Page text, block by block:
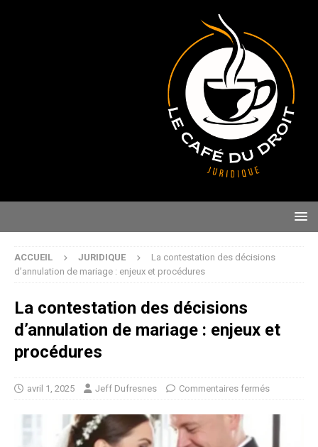
ACCUEIL JURIDIQUE
La contestation des décisions
d’annulation de mariage : enjeux et procédures
La contestation des décisions
d’annulation de mariage : enjeux et
procédures
avril 1, 2025 Jeff Dufresnes Commentaires fermés